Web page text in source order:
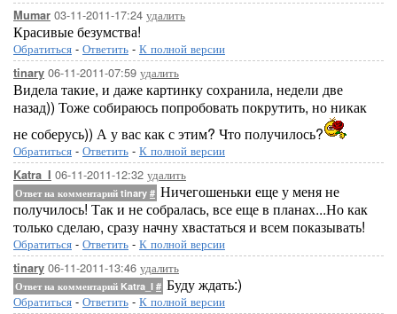
Mumar 03-11-2011-17:24 удалить
Красивые безумства!
Обратиться - Ответить - К полной версии
tinary 06-11-2011-07:59 удалить
Видела такие, и даже картинку сохранила, недели две
назад)) Тоже собираюсь попробовать покрутить, но никак
не соберусь)) А у вас как с этим? Что получилось?
Обратиться - Ответить - К полной версии
Katra_I 06-11-2011-12:32 удалить
Ответ на комментарий tinary # Ничегошеньки еще у меня не
получилось! Так и не собралась, все еще в планах...Но как
только сделаю, сразу начну хвастаться и всем показывать!
Обратиться - Ответить - К полной версии
tinary 06-11-2011-13:46 удалить
Ответ на комментарий Katra_I # Буду ждать:)
Обратиться - Ответить - К полной версии